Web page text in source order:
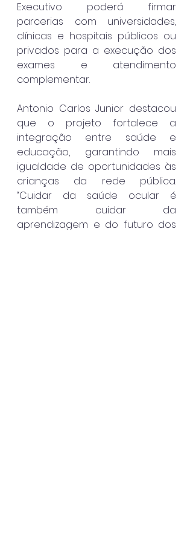
Executivo poderá firmar
parcerias com universidades,
clínicas e hospitais públicos ou
privados para a execução dos
exames e atendimento
complementar.
Antonio Carlos Junior destacou
que o projeto fortalece a
integração entre saúde e
educação, garantindo mais
igualdade de oportunidades às
crianças da rede pública.
“Cuidar da saúde ocular é
também cuidar da
aprendizagem e do futuro dos